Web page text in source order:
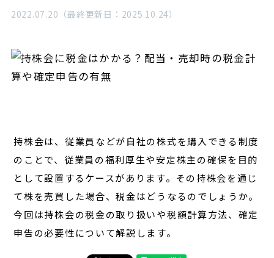
コンサル
対談
2022.07.20（最終更新日：2025.10.24）
持株会は、従業員などが自社の株式を購入できる制度
のことで、従業員の福利厚生や安定株主の確保を目的
として設置するケースがあります。その持株会を通じ
て株を売買した場合、税金はどうなるのでしょうか。
今回は持株会の税金の取り扱いや税額計算方法、確定
申告の必要性について解説します。